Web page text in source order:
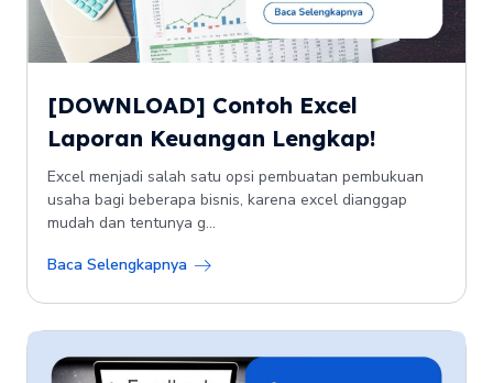
[DOWNLOAD] Contoh Excel
Laporan Keuangan Lengkap!
Excel menjadi salah satu opsi pembuatan pembukuan
usaha bagi beberapa bisnis, karena excel dianggap
mudah dan tentunya g...
Baca Selengkapnya